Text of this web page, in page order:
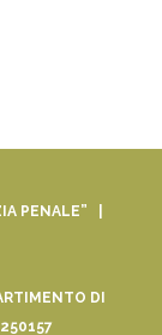
PENALE” |
DI